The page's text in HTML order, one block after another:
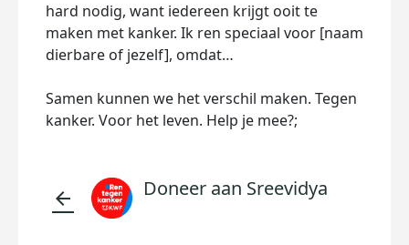
hard nodig, want iedereen krijgt ooit te
maken met kanker. Ik ren speciaal voor [naam
dierbare of jezelf], omdat…
Samen kunnen we het verschil maken. Tegen
kanker. Voor het leven. Help je mee?;
arrow_back Doneer aan Sreevidya